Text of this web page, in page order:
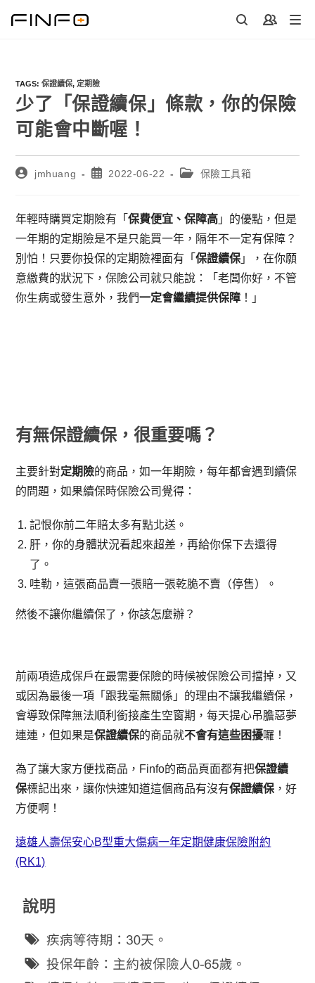
TAGS:保證續保, 定期險
少了「保證續保」條款，你的保險
可能會中斷喔！
Postjmhuang
Post2022-06-22
Post保險工具箱
年輕時購買定期險有「保費便宜、保障高 」的優點，但是
一年期的定期險是不是只能買一年，隔年不一定有保障？
別怕！只要你投保的定期險裡面有「保證續保 」，在你願
意繳費的狀況下，保險公司就只能說：「老闆你好，不管
你生病或發生意外，我們一定會繼續提供保障 ！」
有無保證續保，很重要嗎？
主要針對定期險的商品，如一年期險，每年都會遇到續保
的問題，如果續保時保險公司覺得：
記恨你前二年賠太多有點北送。
肝，你的身體狀況看起來超差，再給你保下去還得
了。
哇勒，這張商品賣一張賠一張乾脆不賣（停售）。
然後不讓你繼續保了，你該怎麼辦？
前兩項造成保戶在最需要保險的時候被保險公司擋掉，又
或因為最後一項「跟我毫無關係」的理由不讓我繼續保，
會導致保障無法順利銜接產生空窗期，每天提心吊膽惡夢
連連，但如果是保證續保的商品就不會有這些困擾囉！
為了讓大家方便找商品，Finfo的商品頁面都有把保證續
保標記出來，讓你快速知道這個商品有沒有保證續保 ，好
方便啊！
遠雄人壽保安心B型重大傷病一年定期健康保險附約
(RK1)